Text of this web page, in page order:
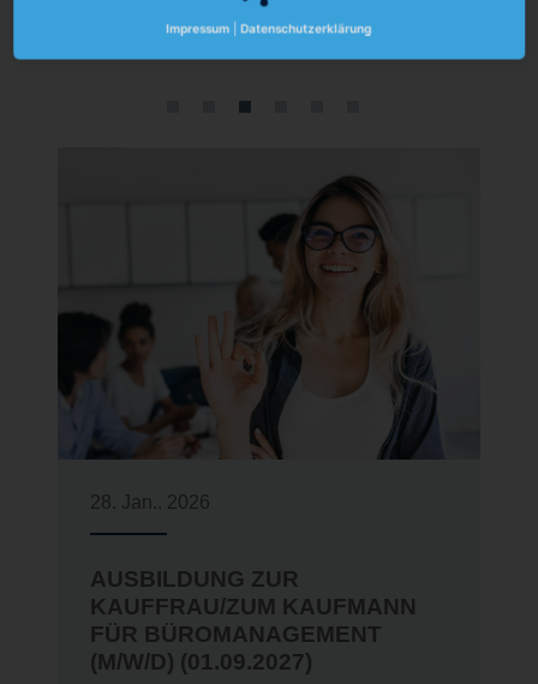
Karriere bei MUNKERT & PARTNER. Unsere
28. Jan.. 2026
AUSBILDUNG ZUR
KAUFFRAU/ZUM KAUFMANN
FÜR BÜROMANAGEMENT
(M/W/D) (01.09.2027)
Impressum Datenschutzerklärung